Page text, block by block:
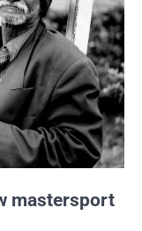
mastersport